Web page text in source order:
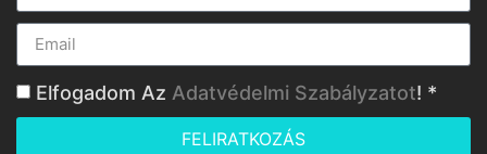
Elfogadom Az Adatvédelmi Szabályzatot! *
FELIRATKOZÁS